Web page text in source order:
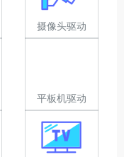
摄像头驱动
平板机驱动